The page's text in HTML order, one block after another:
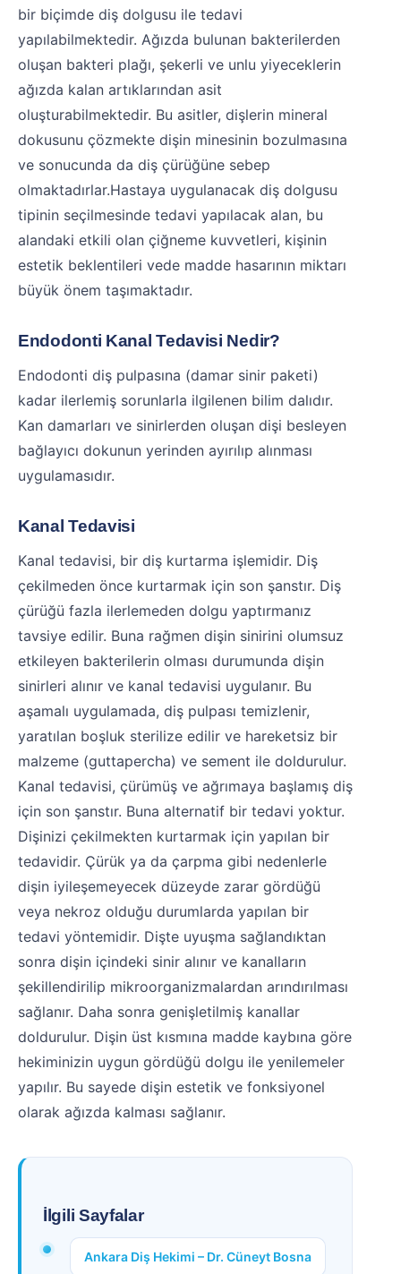
bir biçimde diş dolgusu ile tedavi
yapılabilmektedir. Ağızda bulunan bakterilerden
oluşan bakteri plağı, şekerli ve unlu yiyeceklerin
ağızda kalan artıklarından asit
oluşturabilmektedir. Bu asitler, dişlerin mineral
dokusunu çözmekte dişin minesinin bozulmasına
ve sonucunda da diş çürüğüne sebep
olmaktadırlar.Hastaya uygulanacak diş dolgusu
tipinin seçilmesinde tedavi yapılacak alan, bu
alandaki etkili olan çiğneme kuvvetleri, kişinin
estetik beklentileri vede madde hasarının miktarı
büyük önem taşımaktadır.
Endodonti Kanal Tedavisi Nedir?
Endodonti diş pulpasına (damar sinir paketi)
kadar ilerlemiş sorunlarla ilgilenen bilim dalıdır.
Kan damarları ve sinirlerden oluşan dişi besleyen
bağlayıcı dokunun yerinden ayırılıp alınması
uygulamasıdır.
Kanal Tedavisi
Kanal tedavisi, bir diş kurtarma işlemidir. Diş
çekilmeden önce kurtarmak için son şanstır. Diş
çürüğü fazla ilerlemeden dolgu yaptırmanız
tavsiye edilir. Buna rağmen dişin sinirini olumsuz
etkileyen bakterilerin olması durumunda dişin
sinirleri alınır ve kanal tedavisi uygulanır. Bu
aşamalı uygulamada, diş pulpası temizlenir,
yaratılan boşluk sterilize edilir ve hareketsiz bir
malzeme (guttapercha) ve sement ile doldurulur.
Kanal tedavisi, çürümüş ve ağrımaya başlamış diş
için son şanstır. Buna alternatif bir tedavi yoktur.
Dişinizi çekilmekten kurtarmak için yapılan bir
tedavidir. Çürük ya da çarpma gibi nedenlerle
dişin iyileşemeyecek düzeyde zarar gördüğü
veya nekroz olduğu durumlarda yapılan bir
tedavi yöntemidir. Dişte uyuşma sağlandıktan
sonra dişin içindeki sinir alınır ve kanalların
şekillendirilip mikroorganizmalardan arındırılması
sağlanır. Daha sonra genişletilmiş kanallar
doldurulur. Dişin üst kısmına madde kaybına göre
hekiminizin uygun gördüğü dolgu ile yenilemeler
yapılır. Bu sayede dişin estetik ve fonksiyonel
olarak ağızda kalması sağlanır.
İlgili Sayfalar
Ankara Diş Hekimi – Dr. Cüneyt Bosna